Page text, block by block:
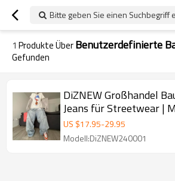
Bitte geben Sie einen Suchbegriff
1 Produkte ÜberBenutzerdefinierte
Gefunden
DiZNEW Großhandel
Jeans für Streetwear |
Herrenjeans-Lieferanten
US $17.95-29.95
Modell:DiZNEW240001